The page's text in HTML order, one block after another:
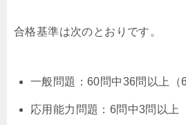
合格基準は次のとおりです。
一般問題：60問中36問以上（
応用能力問題：6問中3問以上